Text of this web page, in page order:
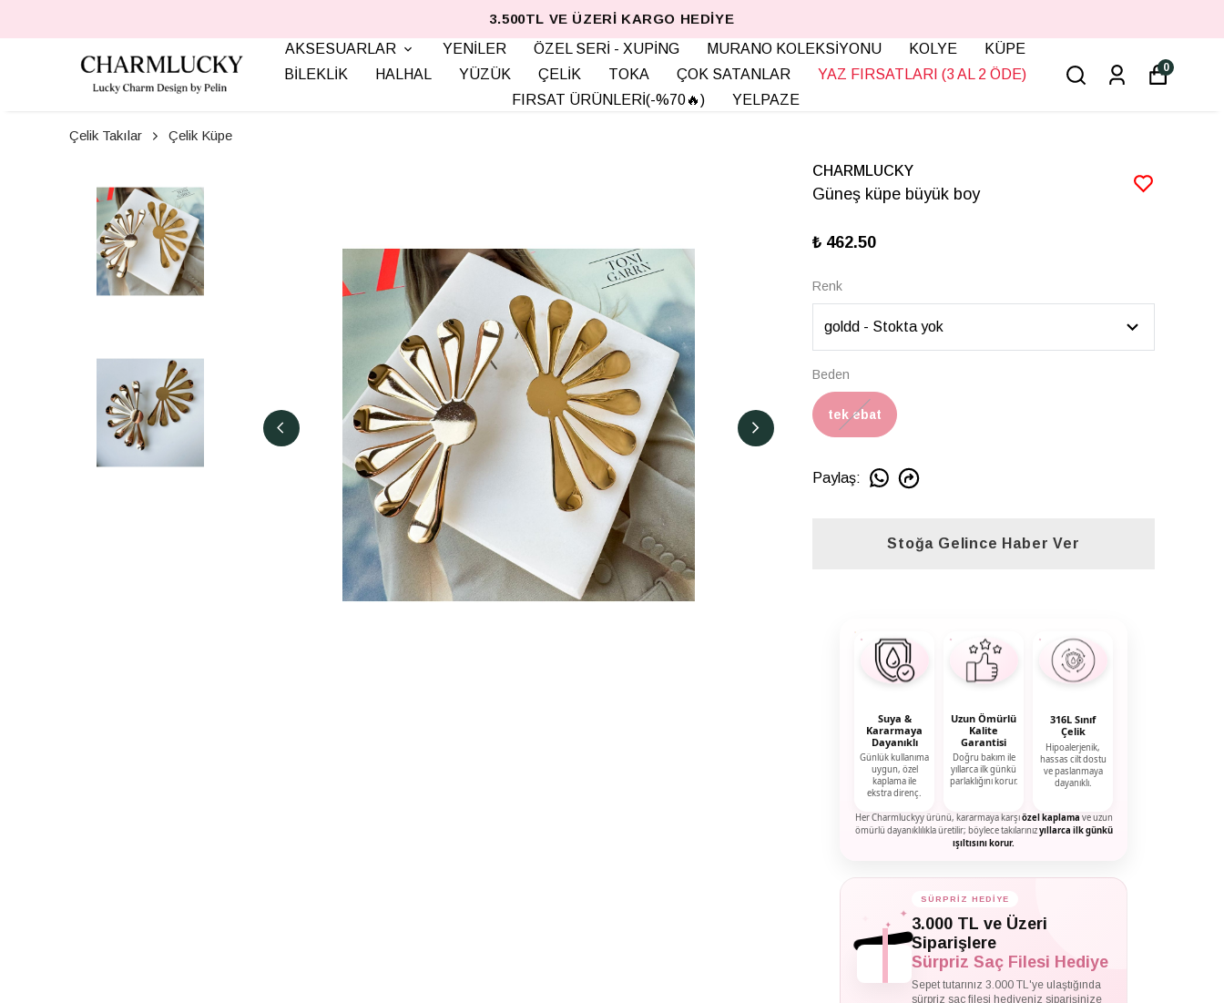
3.500TL VE ÜZERI KARGO HEDIYE
AKSESUARLAR
YENİLER ÖZEL SERİ - XUPİNG MURANO KOLEKSİYONU KOLYE
KÜPE
BİLEKLİK
HALHAL YÜZÜK ÇELİK TOKA ÇOK SATANLAR
YAZ FIRSATLARI (3 AL 2 ÖDE)
FIRSAT ÜRÜNLERİ(-%70🔥)
YELPAZE
0
Çelik Takılar Çelik Küpe
CHARMLUCKY
Güneş küpe büyük boy
₺ 462.50
Renk
Beden
tek ebat
Paylaş:
Stoğa Gelince Haber Ver
Suya &
Kararmaya
Dayanıklı
Günlük kullanıma
uygun, özel
kaplama ile
ekstra direnç.
Uzun Ömürlü
Kalite
Garantisi
Doğru bakım ile
yıllarca ilk günkü
parlaklığını korur.
316L Sınıf
Çelik
Hipoalerjenik,
hassas cilt dostu
ve paslanmaya
dayanıklı.
Her Charmluckyy ürünü, kararmaya karşıözel kaplama ve uzun
ömürlü dayanıklılıkla üretilir; böylece takılarınızyıllarca ilk günkü
ışıltısını korur.
✦
✦
SÜRPRİZ HEDİYE
3.000 TL ve Üzeri
Siparişlere
Sürpriz Saç Filesi Hediye
Sepet tutarınız 3.000 TL'ye ulaştığında
sürpriz saç filesi hediyeniz siparişinize